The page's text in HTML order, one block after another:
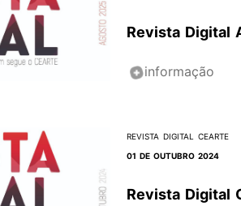
Revista Digital
informação
REVISTA DIGITAL CEARTE
01 DE OUTUBRO 2024
Revista Digital